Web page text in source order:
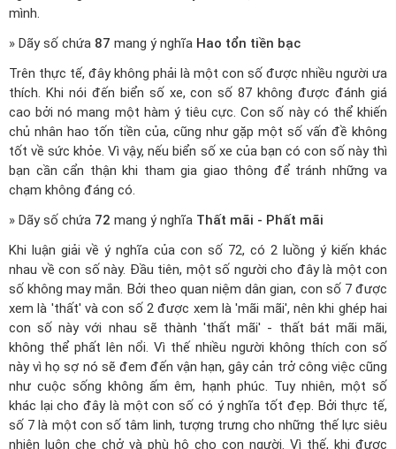
mình.
» Dãy số chứa 87 mang ý nghĩa Hao tổn tiền bạc
Trên thực tế, đây không phải là một con số được nhiều người ưa
thích. Khi nói đến biển số xe, con số 87 không được đánh giá
cao bởi nó mang một hàm ý tiêu cực. Con số này có thể khiến
chủ nhân hao tốn tiền của, cũng như gặp một số vấn đề không
tốt về sức khỏe. Vì vậy, nếu biển số xe của bạn có con số này thì
bạn cần cẩn thận khi tham gia giao thông để tránh những va
chạm không đáng có.
» Dãy số chứa 72 mang ý nghĩa Thất mãi - Phất mãi
Khi luận giải về ý nghĩa của con số 72, có 2 luồng ý kiến khác
nhau về con số này. Đầu tiên, một số người cho đây là một con
số không may mắn. Bởi theo quan niệm dân gian, con số 7 được
xem là 'thất' và con số 2 được xem là 'mãi mãi', nên khi ghép hai
con số này với nhau sẽ thành 'thất mãi' - thất bát mãi mãi,
không thể phất lên nổi. Vì thế nhiều người không thích con số
này vì họ sợ nó sẽ đem đến vận hạn, gây cản trở công việc cũng
như cuộc sống không ấm êm, hạnh phúc. Tuy nhiên, một số
khác lại cho đây là một con số có ý nghĩa tốt đẹp. Bởi thực tế,
số 7 là một con số tâm linh, tượng trưng cho những thế lực siêu
nhiên luôn che chở và phù hộ cho con người. Vì thế, khi được